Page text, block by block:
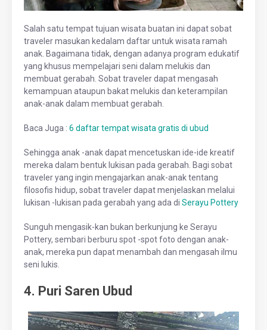
Salah satu tempat tujuan wisata buatan ini dapat sobat
traveler masukan kedalam daftar untuk wisata ramah
anak. Bagaimana tidak, dengan adanya program edukatif
yang khusus mempelajari seni dalam melukis dan
membuat gerabah. Sobat traveler dapat mengasah
kemampuan ataupun bakat melukis dan keterampilan
anak-anak dalam membuat gerabah.
Baca Juga : 6 daftar tempat wisata gratis di ubud
Sehingga anak -anak dapat mencetuskan ide-ide kreatif
mereka dalam bentuk lukisan pada gerabah. Bagi sobat
traveler yang ingin mengajarkan anak-anak tentang
filosofis hidup, sobat traveler dapat menjelaskan melalui
lukisan -lukisan pada gerabah yang ada di Serayu Pottery
Sunguh mengasik-kan bukan berkunjung ke Serayu
Pottery, sembari berburu spot -spot foto dengan anak-
anak, mereka pun dapat menambah dan mengasah ilmu
seni lukis.
4. Puri Saren Ubud